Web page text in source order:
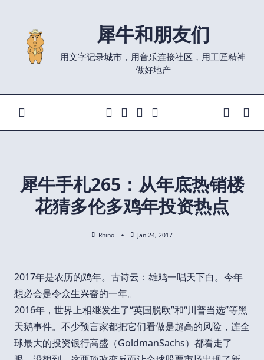
content
犀牛和朋友们
用文字记录城市，用音乐连接社区，用工匠精神
做好地产
犀牛手札265：从年底热销楼
花猜多伦多鸡年投资热点
Rhino Jan 24, 2017
2017年是农历的鸡年。古诗云：雄鸡一唱天下白。今年
想必会是令众生兴奋的一年。
2016年，世界上相继发生了“英国脱欧”和“川普当选”等黑
天鹅事件。不少预言家都把它们看做是超高的风险，连全
球最大的投资银行高盛（GoldmanSachs）都看走了